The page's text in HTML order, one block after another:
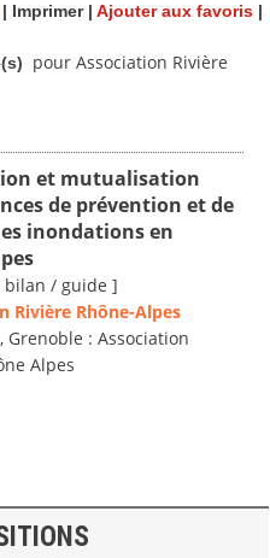
| Imprimer| Ajouter aux favoris |
pour Association Rivière
et mutualisation
de prévention et de
inondations en
bilan / guide ]
Rivière Rhône-Alpes
Grenoble : Association
Alpes